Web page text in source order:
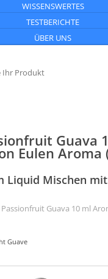
WISSENSWERTES
TESTBERICHTE
ÜBER UNS
Guava
Eulen Aroma
Liquid Mischen
Passionfruit Guava 10 ml
Guave